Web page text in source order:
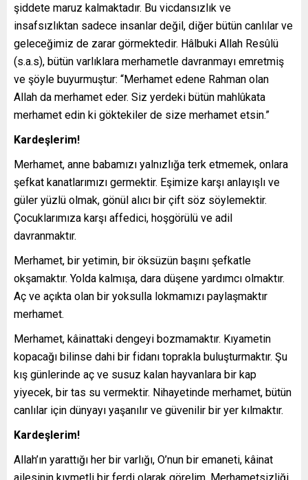
şiddete maruz kalmaktadır. Bu vicdansızlık ve
insafsızlıktan sadece insanlar değil, diğer bütün canlılar ve
geleceğimiz de zarar görmektedir. Hâlbuki Allah Resûlü
(s.a.s), bütün varlıklara merhametle davranmayı emretmiş
ve şöyle buyurmuştur: “Merhamet edene Rahman olan
Allah da merhamet eder. Siz yerdeki bütün mahlûkata
merhamet edin ki göktekiler de size merhamet etsin.”
Kardeşlerim!
Merhamet, anne babamızı yalnızlığa terk etmemek, onlara
şefkat kanatlarımızı germektir. Eşimize karşı anlayışlı ve
güler yüzlü olmak, gönül alıcı bir çift söz söylemektir.
Çocuklarımıza karşı affedici, hoşgörülü ve adil
davranmaktır.
Merhamet, bir yetimin, bir öksüzün başını şefkatle
okşamaktır. Yolda kalmışa, dara düşene yardımcı olmaktır.
Aç ve açıkta olan bir yoksulla lokmamızı paylaşmaktır
merhamet.
Merhamet, kâinattaki dengeyi bozmamaktır. Kıyametin
kopacağı bilinse dahi bir fidanı toprakla buluşturmaktır. Şu
kış günlerinde aç ve susuz kalan hayvanlara bir kap
yiyecek, bir tas su vermektir. Nihayetinde merhamet, bütün
canlılar için dünyayı yaşanılır ve güvenilir bir yer kılmaktır.
Kardeşlerim!
Allah’ın yarattığı her bir varlığı, O’nun bir emaneti, kâinat
ailesinin kıymetli bir ferdi olarak görelim. Merhametsizliği